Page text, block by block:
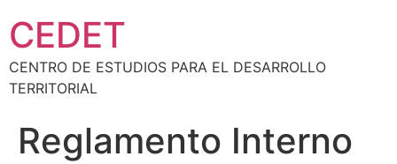
CEDET
CENTRO DE ESTUDIOS PARA EL DESARROLLO
TERRITORIAL
Reglamento Interno